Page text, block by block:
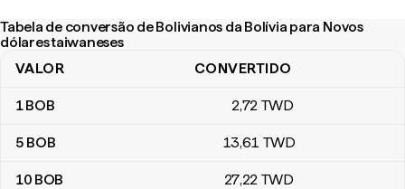
Tabela de conversão de Bolivianos da Bolívia para Novos
dólares taiwaneses
Tabela de conversão de Bolivianos da Bolívia para Novos
VALOR CONVERTIDO
1BOB 2,72 TWD
5 BOB 13,61 TWD
10 BOB 27,22 TWD